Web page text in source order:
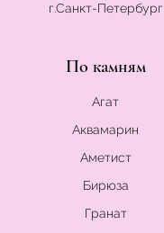
г.Санкт-Петербург
По камням
Агат
Аквамарин
Аметист
Бирюза
Гранат